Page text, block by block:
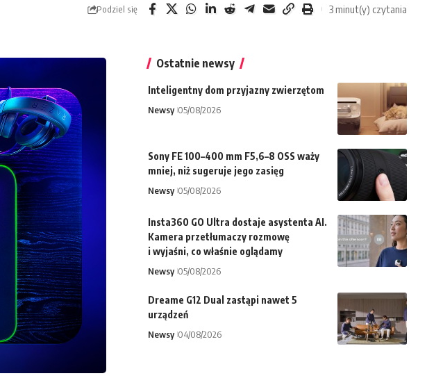
Podziel się 3 minut(y) czytania
Ostatnie newsy
Inteligentny dom przyjazny zwierzętom
Newsy 05/08/2026
Sony FE 100–400 mm F5,6–8 OSS waży
mniej, niż sugeruje jego zasięg
Newsy 05/08/2026
Insta360 GO Ultra dostaje asystenta AI.
Kamera przetłumaczy rozmowę
i wyjaśni, co właśnie oglądamy
Newsy 05/08/2026
Dreame G12 Dual zastąpi nawet 5
urządzeń
Newsy 04/08/2026